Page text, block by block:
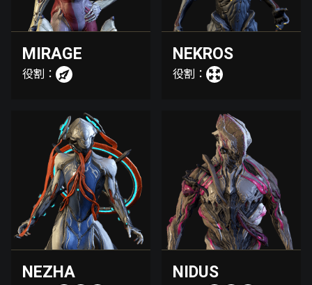
MIRAGE
役割：
NEKROS
役割：
NEZHA NIDUS